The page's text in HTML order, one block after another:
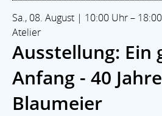
Sa., 08. August | 10:00 Uhr –
Atelier
Ausstellung: Ein
Anfang - 40 Jahre
Blaumeier